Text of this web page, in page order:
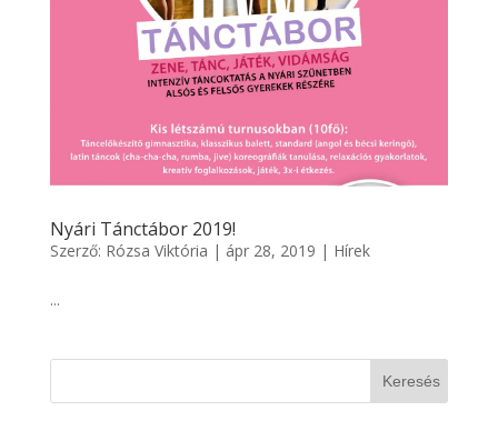
Nyári Tánctábor 2019!
Szerző: Rózsa Viktória | ápr 28, 2019 | Hírek
...